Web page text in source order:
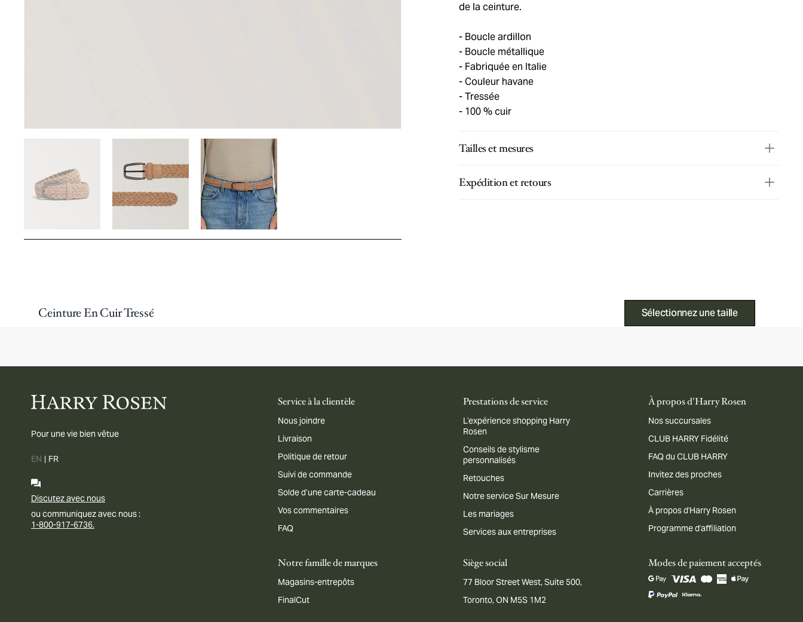
de la ceinture.
Boucle ardillon
Boucle métallique
Fabriquée en Italie
Couleur havane
Tressée
100 % cuir
Tailles et mesures
Expédition et retours
Ceinture En Cuir Tressé Sélectionnez une taille
Pour une vie bien vêtue
EN | FR
Discutez avec nous
ou communiquez avec nous :
1-800-917-6736.
Service à la clientèle
Nous joindre
Livraison
Politique de retour
Suivi de commande
Solde d’une carte-cadeau
Vos commentaires
FAQ
Prestations de service
L’expérience shopping Harry
Rosen
Conseils de stylisme
personnalisés
Retouches
Notre service Sur Mesure
Les mariages
Services aux entreprises
À propos d'Harry Rosen
Nos succursales
CLUB HARRY Fidélité
FAQ du CLUB HARRY
Invitez des proches
Carrières
À propos d'Harry Rosen
Programme d'affiliation
Notre famille de marques
Magasins-entrepôts
FinalCut
Siège social
77 Bloor Street West, Suite 500,
Toronto, ON M5S 1M2
Modes de paiement acceptés